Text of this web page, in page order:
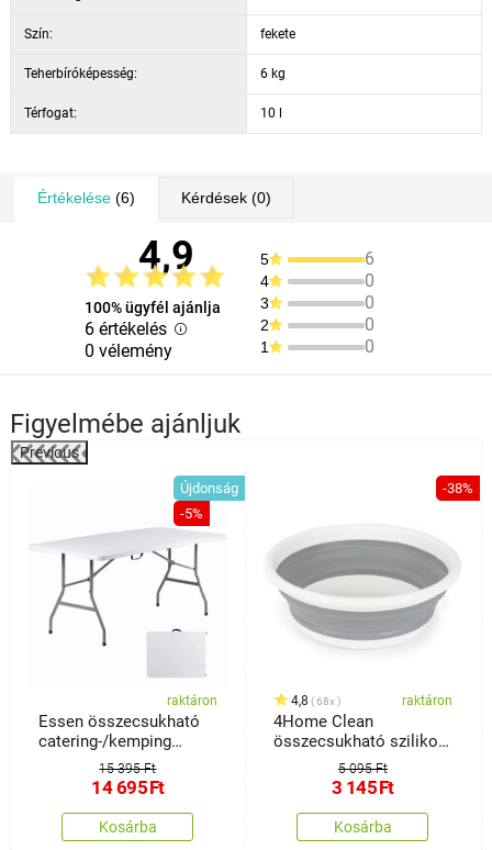
Szín: fekete
Teherbíróképesség: 6 kg
Térfogat: 10 l
Értékelése(6) Kérdések(0)
4,9
100% ügyfél ajánlja
6 értékelés
0 vélemény
5 6
4 0
3 0
2 0
1 0
Figyelmébe ajánljuk
Previous
Újdonság
-5%
raktáron
Essen összecsukható
catering-/kemping
15 395 Ft
14 695Ft
Kosárba
-38%
4,8 68x raktáron
4Home Clean
összecsukható szilikon
mosogató5 095 Ft
3 145Ft
Kosárba